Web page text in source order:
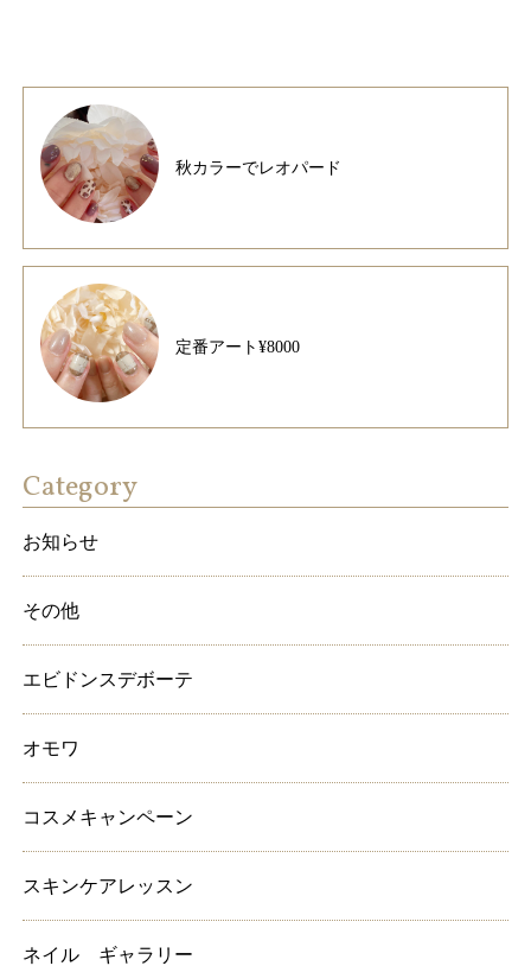
秋カラーでレオパード
定番アート¥8000
Category
お知らせ
その他
エビドンスデボーテ
オモワ
コスメキャンペーン
スキンケアレッスン
ネイル ギャラリー